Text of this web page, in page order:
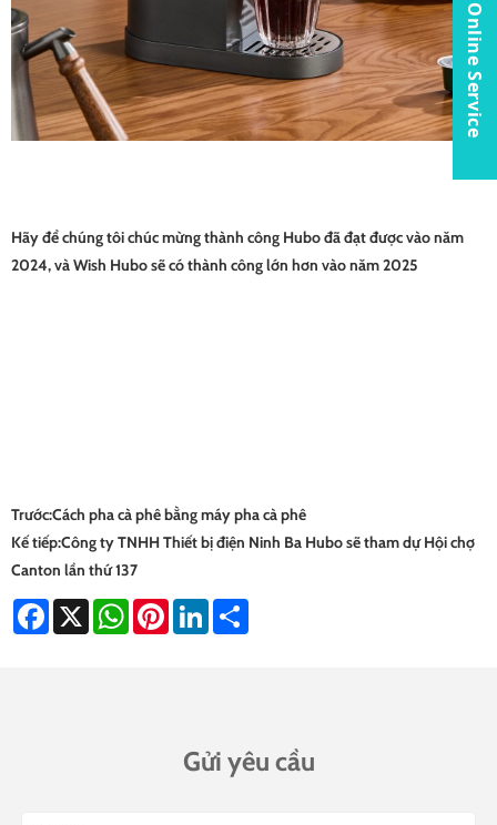
Hãy để chúng tôi chúc mừng thành công Hubo đã đạt được vào năm
2024, và Wish Hubo sẽ có thành công lớn hơn vào năm 2025
Trước:Cách pha cà phê bằng máy pha cà phê
Kế tiếp:Công ty TNHH Thiết bị điện Ninh Ba Hubo sẽ tham dự Hội chợ
Canton lần thứ 137
Facebook
X WhatsAppPinterestLinkedIn
Gửi yêu cầu
Online Service